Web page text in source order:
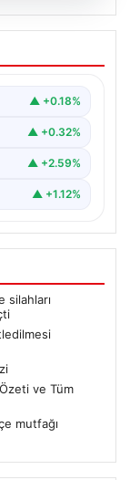
▲ +0.18%
▲ +0.32%
▲ +2.59%
▲ +1.12%
silahları
ve Tüm
mutfağı